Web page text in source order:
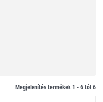
Megjelenítés termékek 1 - 6 tól 6